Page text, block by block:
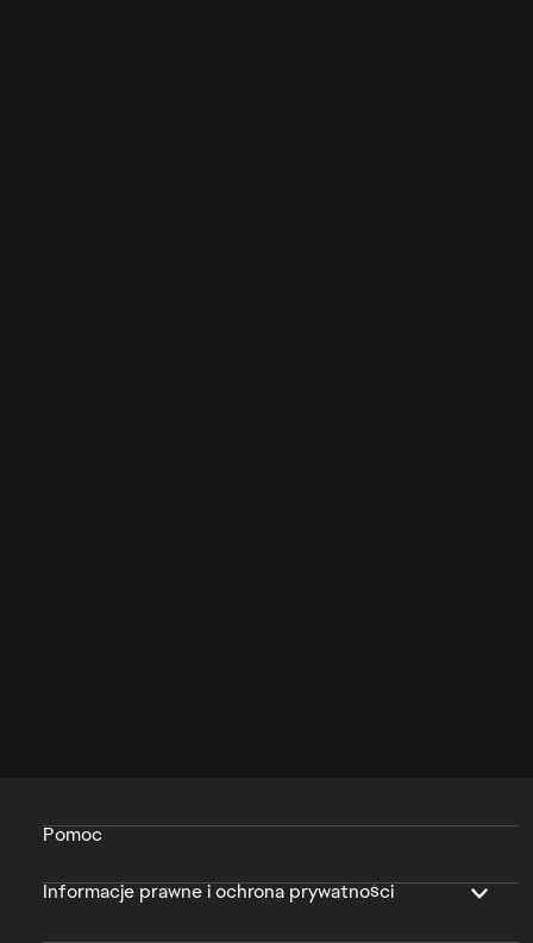
Pomoc
Informacje prawne i ochrona prywatności